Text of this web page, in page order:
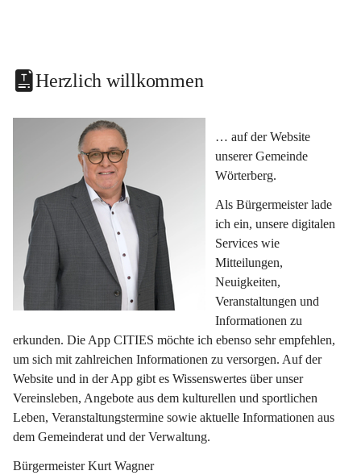
Herzlich willkommen
… auf der Website
unserer Gemeinde
Wörterberg.
Als Bürgermeister lade
ich ein, unsere digitalen
Services wie
Mitteilungen,
Neuigkeiten,
Veranstaltungen und
Informationen zu
erkunden. Die App CITIES möchte ich ebenso sehr empfehlen,
um sich mit zahlreichen Informationen zu versorgen. Auf der
Website und in der App gibt es Wissenswertes über unser
Vereinsleben, Angebote aus dem kulturellen und sportlichen
Leben, Veranstaltungstermine sowie aktuelle Informationen aus
dem Gemeinderat und der Verwaltung.
Bürgermeister Kurt Wagner